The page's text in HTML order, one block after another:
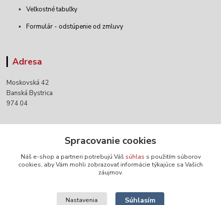
Veľkostné tabuľky
Formulár - odstúpenie od zmluvy
Adresa
Moskovská 42
Banská Bystrica
974 04
+421 903 152 158
Spracovanie cookies
Náš e-shop a partneri potrebujú Váš súhlas s použitím súborov
cookies, aby Vám mohli zobrazovať informácie týkajúce sa Vašich
záujmov.
Nastavenia Súhlasím